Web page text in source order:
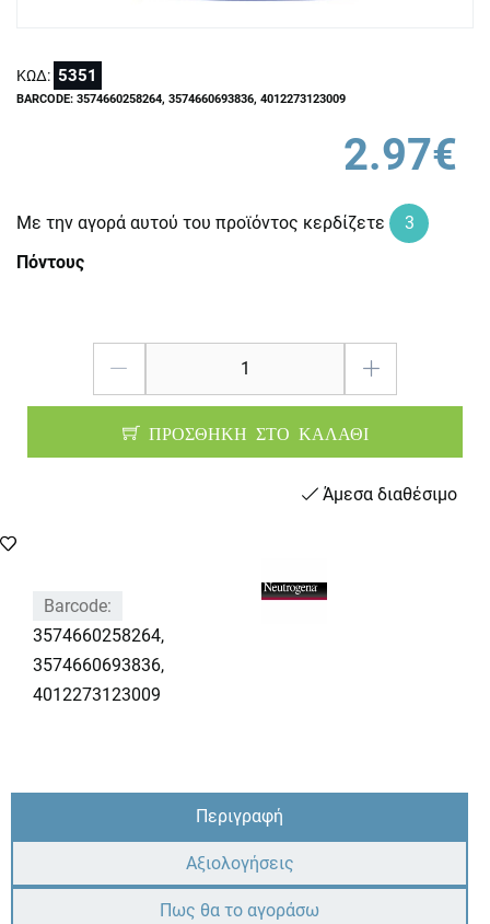
ΚΩΔ: 5351
BARCODE: 3574660258264, 3574660693836, 4012273123009
2.97€
Με την αγορά αυτού του προϊόντος κερδίζετε
3
Πόντους
ΠΡΟΣΘΗΚΗ ΣΤΟ ΚΑΛΑΘΙ
Άμεσα διαθέσιμο
Barcode:
3574660258264,
3574660693836,
4012273123009
Περιγραφή
Αξιολογήσεις
Πως θα το αγοράσω